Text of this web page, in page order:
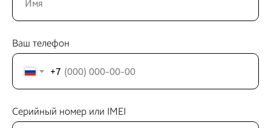
Ваш телефон
+7
Серийный номер или IMEI